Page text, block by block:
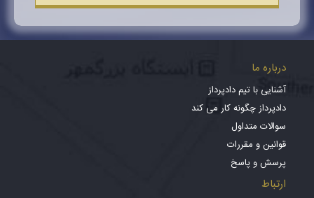
درباره ما
آشنایی با تیم دادپرداز
دادپرداز چگونه کار می کند
سوالات متداول
قوانین و مقررات
پرسش و پاسخ
ارتباط